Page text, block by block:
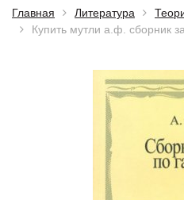
Главная Литература
Купить мутли а.ф. сборник